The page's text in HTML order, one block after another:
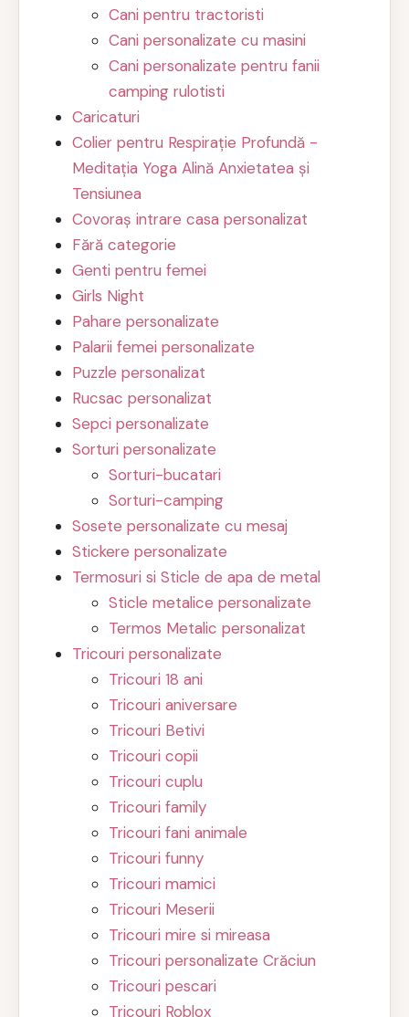
Cani pentru tractoristi
Cani personalizate cu masini
Cani personalizate pentru fanii
camping rulotisti
Caricaturi
Colier pentru Respirație Profundă -
Meditația Yoga Alină Anxietatea și
Tensiunea
Covoraș intrare casa personalizat
Fără categorie
Genti pentru femei
Girls Night
Pahare personalizate
Palarii femei personalizate
Puzzle personalizat
Rucsac personalizat
Sepci personalizate
Sorturi personalizate
Sorturi-bucatari
Sorturi-camping
Sosete personalizate cu mesaj
Stickere personalizate
Termosuri si Sticle de apa de metal
Sticle metalice personalizate
Termos Metalic personalizat
Tricouri personalizate
Tricouri 18 ani
Tricouri aniversare
Tricouri Betivi
Tricouri copii
Tricouri cuplu
Tricouri family
Tricouri fani animale
Tricouri funny
Tricouri mamici
Tricouri Meserii
Tricouri mire si mireasa
Tricouri personalizate Crăciun
Tricouri pescari
Tricouri Roblox